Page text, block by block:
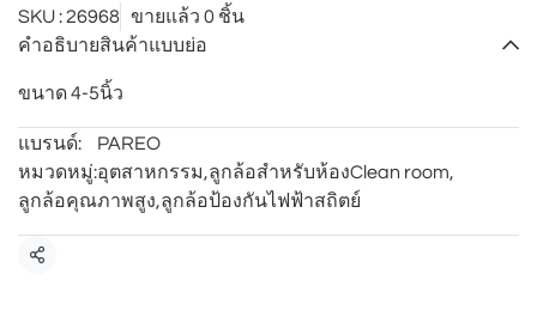
SKU : 26968 ขายแล้ว 0 ชิ้น
คำอธิบายสินค้าแบบย่อ
ขนาด 4-5นิ้ว
แบรนด์:
PAREO
หมวดหมู่:อุตสาหกรรม,ลูกล้อสำหรับห้องClean room,
ลูกล้อคุณภาพสูง,ลูกล้อป้องกันไฟฟ้าสถิตย์
แชร์